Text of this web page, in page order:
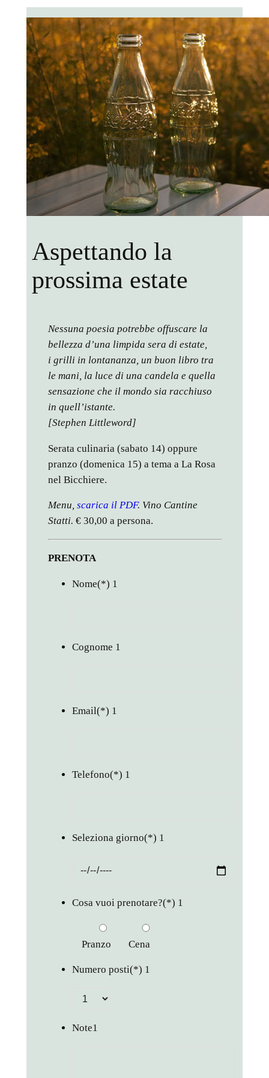
Aspettando la
prossima estate
Nessuna poesia potrebbe offuscare la
bellezza d’una limpida sera di estate,
i grilli in lontananza, un buon libro tra
le mani, la luce di una candela e quella
sensazione che il mondo sia racchiuso
in quell’istante.
[Stephen Littleword]
Serata culinaria (sabato 14) oppure
pranzo (domenica 15) a tema a La Rosa
nel Bicchiere.
Menu, scarica il PDF. Vino Cantine
Statti. € 30,00 a persona.
PRENOTA
Nome(*) 1
Cognome 1
Email(*) 1
Telefono(*) 1
Seleziona giorno(*) 1
Cosa vuoi prenotare?(*) 1
Pranzo Cena
Numero posti(*) 1
Note1